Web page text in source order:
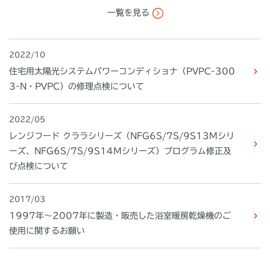
一覧を見る
2022/10
住宅用太陽光システムパワーコンディショナ（PVPC-300
3-N・PVPC）の修理点検について
2022/05
レンジフード クララシリーズ（NFG6S/7S/9S13Mシリ
ーズ、NFG6S/7S/9S14Mシリーズ）プログラム修正及
び点検について
2017/03
1997年～2007年に製造・販売した浴室暖房乾燥機のご
使用に関するお願い